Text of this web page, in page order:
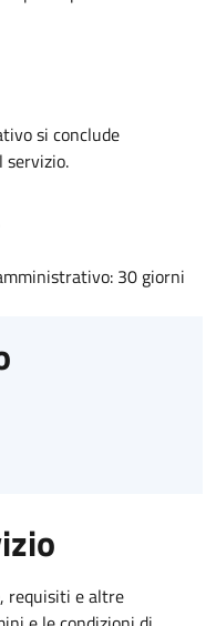
si conclude
servizio.
30 giorni
requisiti e altre